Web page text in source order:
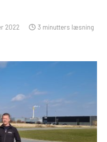
2022 3 minutters læsning